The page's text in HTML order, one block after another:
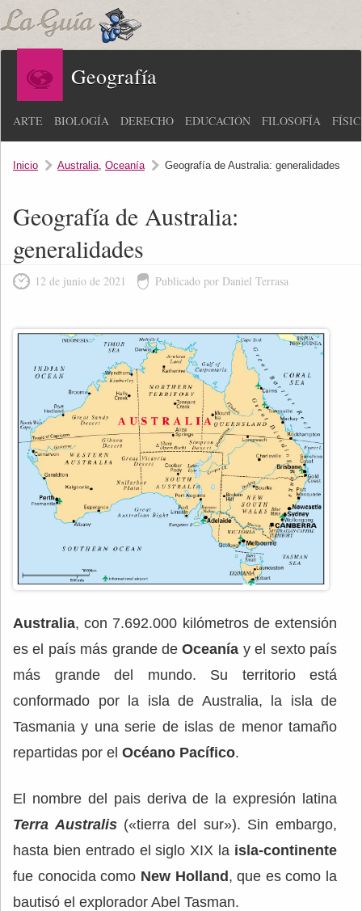
Geografía
ARTE BIOLOGÍA DERECHO EDUCACIÓN FILOSOFÍA
Inicio Australia, Oceanía Geografía de Australia: generalidades
Geografía de Australia:
generalidades
12 de junio de 2021 Publicado por Daniel Terrasa
Australia, con 7.692.000 kilómetros de extensión
es el país más grande deOceanía y el sexto país
más grande del mundo. Su territorio está
conformado por la isla de Australia, la isla de
Tasmania y una serie de islas de menor tamaño
repartidas por el Océano Pacífico.
El nombre del pais deriva de la expresión latina
Terra Australis («tierra del sur»). Sin embargo,
hasta bien entrado el siglo XIX la isla-continente
fue conocida como New Holland, que es como la
bautisó el explorador Abel Tasman.